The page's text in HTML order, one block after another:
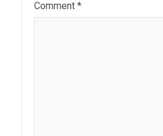
Comment *